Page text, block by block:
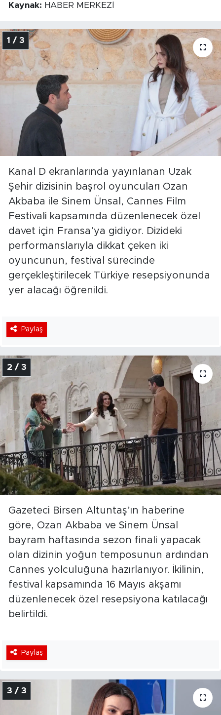
Kaynak: HABER MERKEZİ
1 / 3
Kanal D ekranlarında yayınlanan Uzak
Şehir dizisinin başrol oyuncuları Ozan
Akbaba ile Sinem Ünsal, Cannes Film
Festivali kapsamında düzenlenecek özel
davet için Fransa’ya gidiyor. Dizideki
performanslarıyla dikkat çeken iki
oyuncunun, festival sürecinde
gerçekleştirilecek Türkiye resepsiyonunda
yer alacağı öğrenildi.
Paylaş
2 / 3
Gazeteci Birsen Altuntaş’ın haberine
göre, Ozan Akbaba ve Sinem Ünsal
bayram haftasında sezon finali yapacak
olan dizinin yoğun temposunun ardından
Cannes yolculuğuna hazırlanıyor. İkilinin,
festival kapsamında 16 Mayıs akşamı
düzenlenecek özel resepsiyona katılacağı
belirtildi.
Paylaş
3 / 3